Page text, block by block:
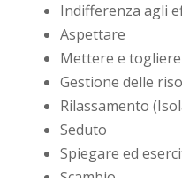
Indifferenza agli
Aspettare
Mettere e
Gestione delle
Rilassamento
Seduto
Spiegare ed